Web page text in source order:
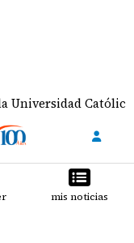
Católica
mis noticias